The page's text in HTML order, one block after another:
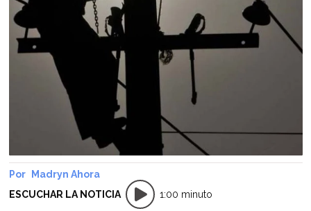
Madryn Ahora
ESCUCHAR LA NOTICIA
1:00 minuto